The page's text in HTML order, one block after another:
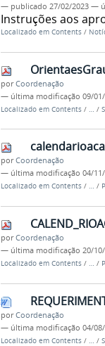
— publicado 27/02/2023 —
Instruções aos
Localizado em Contents /
porCoordenação
— última modificação 09/
Localizado em Contents / … /
porCoordenação
— última modificação 04/
Localizado em Contents / … /
porCoordenação
— última modificação 20/
Localizado em Contents / … /
porCoordenação
— última modificação 04/
Localizado em Contents / … /